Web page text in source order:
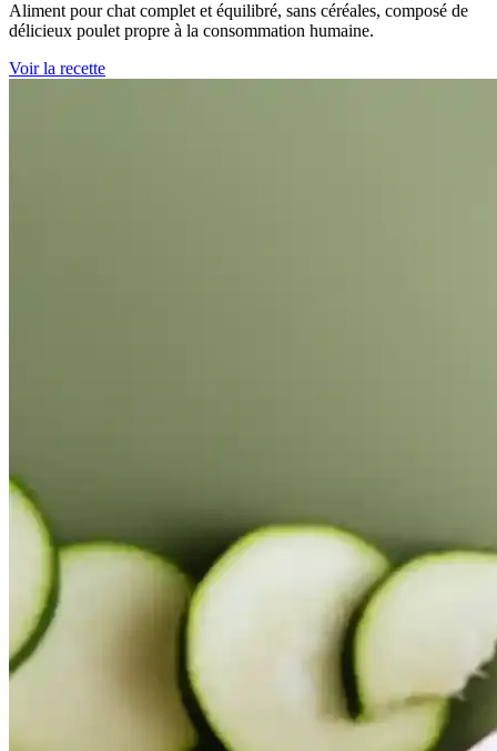
Aliment pour chat complet et équilibré, sans céréales, composé de
délicieux poulet propre à la consommation humaine.
Voir la recette